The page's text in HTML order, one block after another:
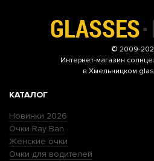
© 2009-
Интернет-магазин
в Хмельницком
КАТАЛОГ
Новинки 2026
Очки Ray Ban
Женские очки
Очки для водителей